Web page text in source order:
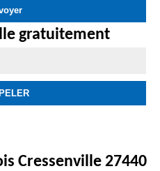
gratuitement
Cressenville 27440